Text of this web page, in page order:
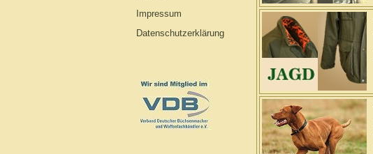
Impressum
Datenschutzerklärung